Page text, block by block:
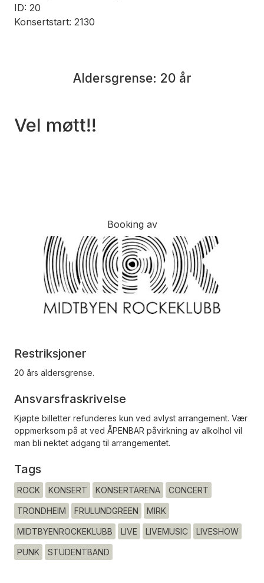
ID: 20
Konsertstart: 2130
Aldersgrense: 20 år
Vel møtt!!
Booking av
Restriksjoner
20 års aldersgrense.
Ansvarsfraskrivelse
Kjøpte billetter refunderes kun ved avlyst arrangement. Vær
oppmerksom på at ved ÅPENBAR påvirkning av alkolhol vil
man bli nektet adgang til arrangementet.
Tags
ROCK KONSERT KONSERTARENA CONCERT
TRONDHEIM FRULUNDGREEN MIRK
MIDTBYENROCKEKLUBB LIVE LIVEMUSIC LIVESHOW
PUNK STUDENTBAND